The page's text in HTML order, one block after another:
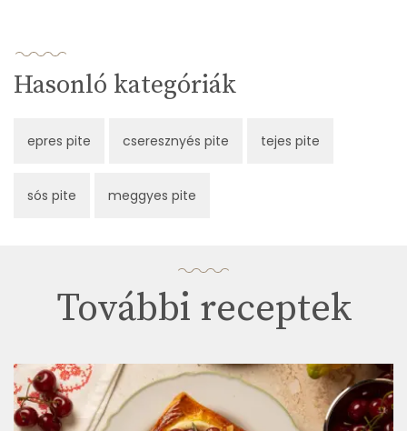
Hasonló kategóriák
epres pite cseresznyés pite tejes pite
sós pite meggyes pite
További receptek